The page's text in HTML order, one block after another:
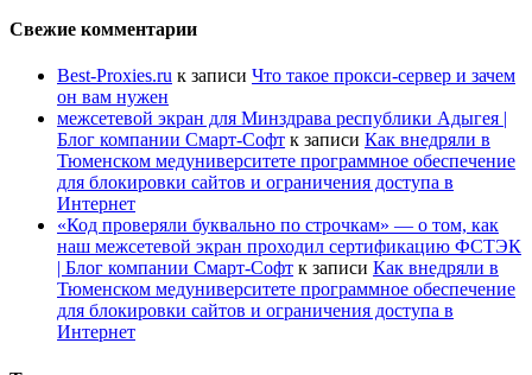
Свежие комментарии
Best-Proxies.ru к записи Что такое прокси-сервер и зачем
он вам нужен
межсетевой экран для Минздрава республики Адыгея |
Блог компании Смарт-Софт к записи Как внедряли в
Тюменском медуниверситете программное обеспечение
для блокировки сайтов и ограничения доступа в
Интернет
«Код проверяли буквально по строчкам» — о том, как
наш межсетевой экран проходил сертификацию ФСТЭК
| Блог компании Смарт-Софт к записи Как внедряли в
Тюменском медуниверситете программное обеспечение
для блокировки сайтов и ограничения доступа в
Интернет